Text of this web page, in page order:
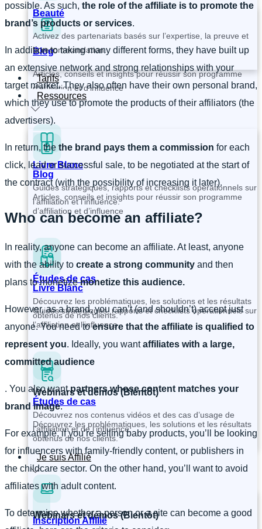
Blog
Articles, conseils et insights pour réussir son programme
d’affiliation et d’influence
Livre Blanc
Guides stratégiques, rapports et checklists opérationnels sur
l’affiliation et l’influence.
Études de cas
Découvrez les problématiques, les solutions et les résultats
obtenus de nos clients.
Webinars et démos (Bientôt)
Découvrez nos contenus vidéos et des cas d’usage de
l’affiliation et de l’influence.
Je suis Affilié
Inscription Affilié
Beauté
Activez des partenariats basés sur l’expertise, la preuve et
la recommandation.
Tarifs
Ressources
Blog
Articles, conseils et insights pour réussir son programme
d’affiliation et d’influence
Livre Blanc
Guides stratégiques, rapports et checklists opérationnels sur
l’affiliation et l’influence.
Études de cas
Découvrez les problématiques, les solutions et les résultats
obtenus de nos clients.
Webinars et démos (Bientôt)
possible. As such, the role of the affiliate is to promote the
brand’s products or services.
In addition to taking many different forms, they have built up
an extensive network and strong relationships with your
target market. They also often have their own personal brand,
which they use to promote the products of their affiliators (the
advertisers).
In return, the the brand pays them a commission for each
click, lead or successful sale, to be negotiated at the start of
the contract (with the possibility of increasing it later).
Who can become an affiliate?
In reality, anyone can become an affiliate. At least, anyone
with the ability to create a strong community and then
plans to monetizemonetize this audience.
However, as a brand, you can’t (and shouldn’t) accept just
anyone. You need toensure that the affiliate is qualified to
represent you. Ideally, you wantaffiliates with a large,
committed audience
. You also wantpartners whose content matches your
brand image.
For example, if you’re selling baby products, you’ll be looking
for influencers with family-friendly content, or publishers in
the childcare sector. On the other hand, you’ll want to avoid
affiliates with adult content.
To determine whether a person or a site can become a good